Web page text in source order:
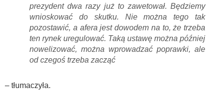
prezydent dwa razy już to zawetował. Będziemy
wnioskować do skutku. Nie można tego tak
pozostawić, a afera jest dowodem na to, że trzeba
ten rynek uregulować. Taką ustawę można później
nowelizować, można wprowadzać poprawki, ale
od czegoś trzeba zacząć
– tłumaczyła.